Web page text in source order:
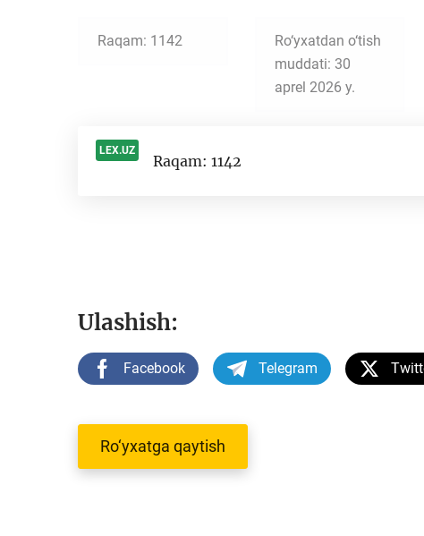
Raqam: 1142
Ro‘yxatdan o‘tish
muddati: 30
aprel 2026 y.
LEX.UZ
Raqam: 1142
Ulashish:
Facebook Telegram
Ro‘yxatga qaytish